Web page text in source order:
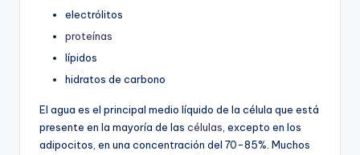
electrólitos
proteínas
lípidos
hidratos de carbono
El agua es el principal medio líquido de la célula que está
presente en la mayoría de las células , excepto en los
adipocitos, en una concentración del 70-85%. Muchos